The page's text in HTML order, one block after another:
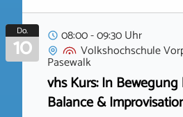
Do.
10
08:00 - 09:30 Uhr
Volkshochschule
Pasewalk
vhs Kurs: In
Balance &